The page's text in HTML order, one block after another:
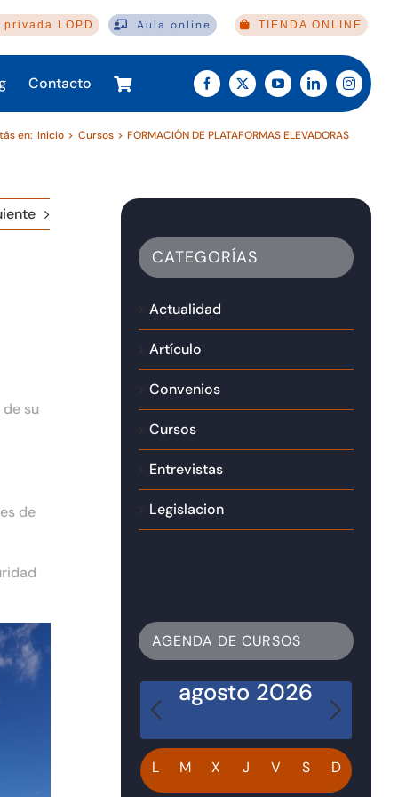
privada LOPD Aula online TIENDA ONLINE
Contacto
en: Inicio Cursos FORMACIÓN DE PLATAFORMAS ELEVADORAS
su
de
CATEGORÍAS
Actualidad
Artículo
Convenios
Cursos
Entrevistas
Legislacion
AGENDA DE CURSOS
agosto 2026
Calendario
L M X J V S D